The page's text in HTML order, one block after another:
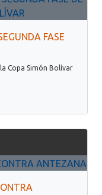
FASE
Copa Simón Bolívar